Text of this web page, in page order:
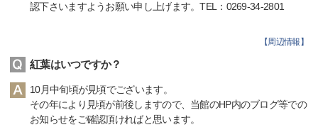
認下さいますようお願い申し上げます。TEL：0269-34-2801
【周辺情報 】
紅葉はいつですか？
10月中旬頃が見頃でございます。
その年により見頃が前後しますので、当館のHP内のブログ等での
お知らせをご確認頂ければと思います。